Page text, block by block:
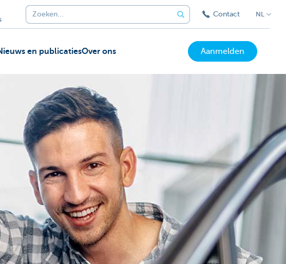
Contact NL
en publicatiesOver ons Aanmelden